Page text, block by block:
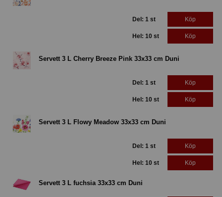
Del: 1 st Köp
Hel: 10 st Köp
Servett 3 L Cherry Breeze Pink 33x33 cm Duni
Del: 1 st Köp
Hel: 10 st Köp
Servett 3 L Flowy Meadow 33x33 cm Duni
Del: 1 st Köp
Hel: 10 st Köp
Servett 3 L fuchsia 33x33 cm Duni